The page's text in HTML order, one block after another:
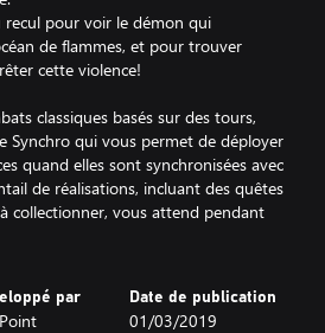
pour voir le démon qui
de flammes, et pour trouver
cette violence!
classiques basés sur des tours,
Synchro qui vous permet de déployer
quand elles sont synchronisées avec
de réalisations, incluant des quêtes
collectionner, vous attend pendant
par Date de publication
01/03/2019